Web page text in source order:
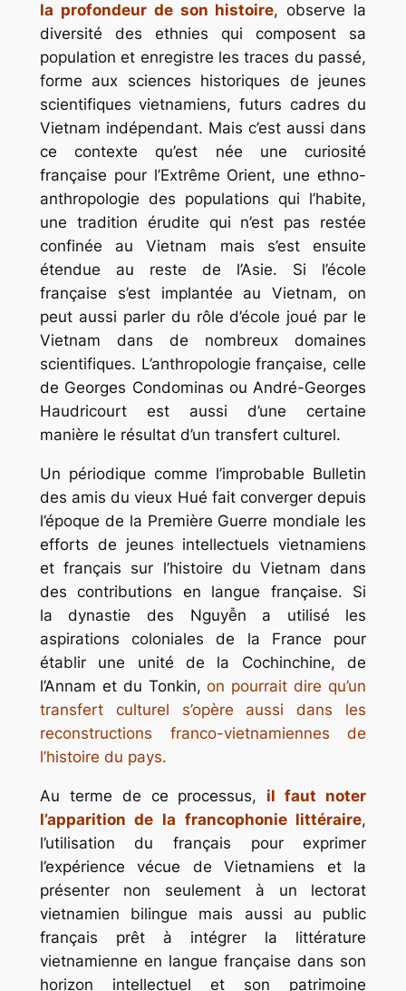
la profondeur de son histoire, observe la
diversité des ethnies qui composent sa
population et enregistre les traces du passé,
forme aux sciences historiques de jeunes
scientifiques vietnamiens, futurs cadres du
Vietnam indépendant. Mais c’est aussi dans
ce contexte qu’est née une curiosité
française pour l’Extrême Orient, une ethno-
anthropologie des populations qui l’habite,
une tradition érudite qui n’est pas restée
confinée au Vietnam mais s’est ensuite
étendue au reste de l’Asie. Si l’école
française s’est implantée au Vietnam, on
peut aussi parler du rôle d’école joué par le
Vietnam dans de nombreux domaines
scientifiques. L’anthropologie française, celle
de Georges Condominas ou André-Georges
Haudricourt est aussi d’une certaine
manière le résultat d’un transfert culturel.
Un périodique comme l’improbable Bulletin
des amis du vieux Hué fait converger depuis
l’époque de la Première Guerre mondiale les
efforts de jeunes intellectuels vietnamiens
et français sur l’histoire du Vietnam dans
des contributions en langue française. Si
la dynastie des Nguyễn a utilisé les
aspirations coloniales de la France pour
établir une unité de la Cochinchine, de
l’Annam et du Tonkin,on pourrait dire qu’un
transfert culturel s’opère aussi dans les
reconstructions franco-vietnamiennes de
l’histoire du pays.
Au terme de ce processus, il faut noter
l’apparition de la francophonie littéraire,
l’utilisation du français pour exprimer
l’expérience vécue de Vietnamiens et la
présenter non seulement à un lectorat
vietnamien bilingue mais aussi au public
français prêt à intégrer la littérature
vietnamienne en langue française dans son
horizon intellectuel et son patrimoine